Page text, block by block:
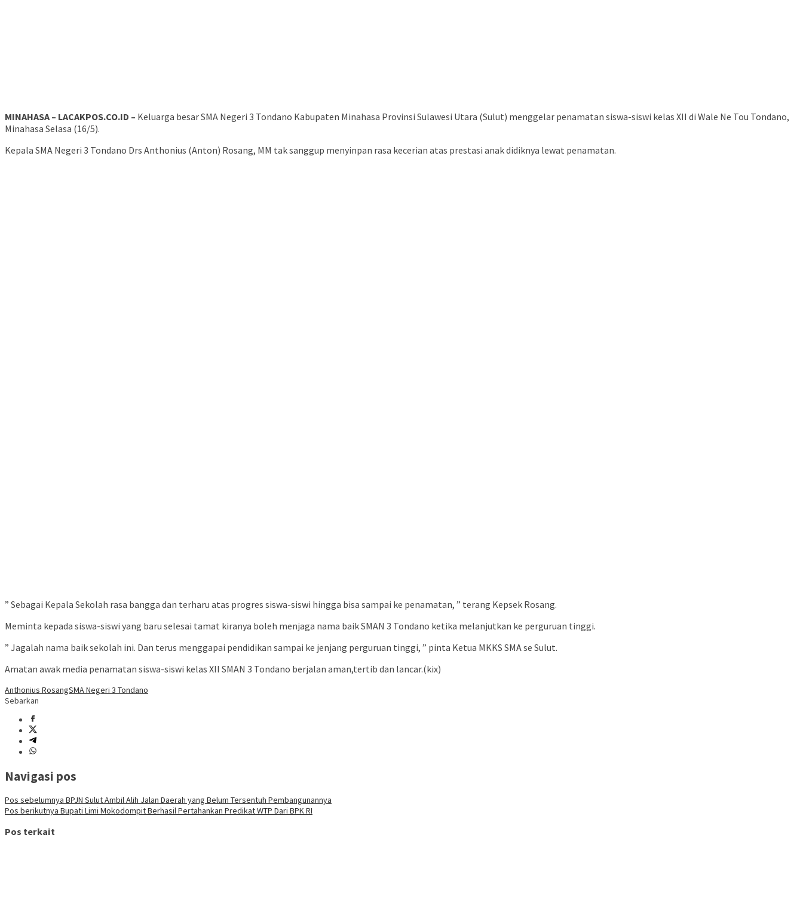
MINAHASA – LACAKPOS.CO.ID – Keluarga besar SMA Negeri 3 Tondano Kabupaten Minahasa Provinsi Sulawesi Utara (Sulut) menggelar penamatan siswa-siswi kelas XII di Wale Ne Tou Tondano,
Minahasa Selasa (16/5).
Kepala SMA Negeri 3 Tondano Drs Anthonius (Anton) Rosang, MM tak sanggup menyinpan rasa kecerian atas prestasi anak didiknya lewat penamatan.
” Sebagai Kepala Sekolah rasa bangga dan terharu atas progres siswa-siswi hingga bisa sampai ke penamatan, ” terang Kepsek Rosang.
Meminta kepada siswa-siswi yang baru selesai tamat kiranya boleh menjaga nama baik SMAN 3 Tondano ketika melanjutkan ke perguruan tinggi.
” Jagalah nama baik sekolah ini. Dan terus menggapai pendidikan sampai ke jenjang perguruan tinggi, ” pinta Ketua MKKS SMA se Sulut.
Amatan awak media penamatan siswa-siswi kelas XII SMAN 3 Tondano berjalan aman,tertib dan lancar.(kix)
Anthonius RosangSMA Negeri 3 Tondano
Sebarkan
Navigasi pos
Pos sebelumnya BPJN Sulut Ambil Alih Jalan Daerah yang Belum Tersentuh Pembangunannya
Pos berikutnya Bupati Limi Mokodompit Berhasil Pertahankan Predikat WTP Dari BPK RI
Pos terkait